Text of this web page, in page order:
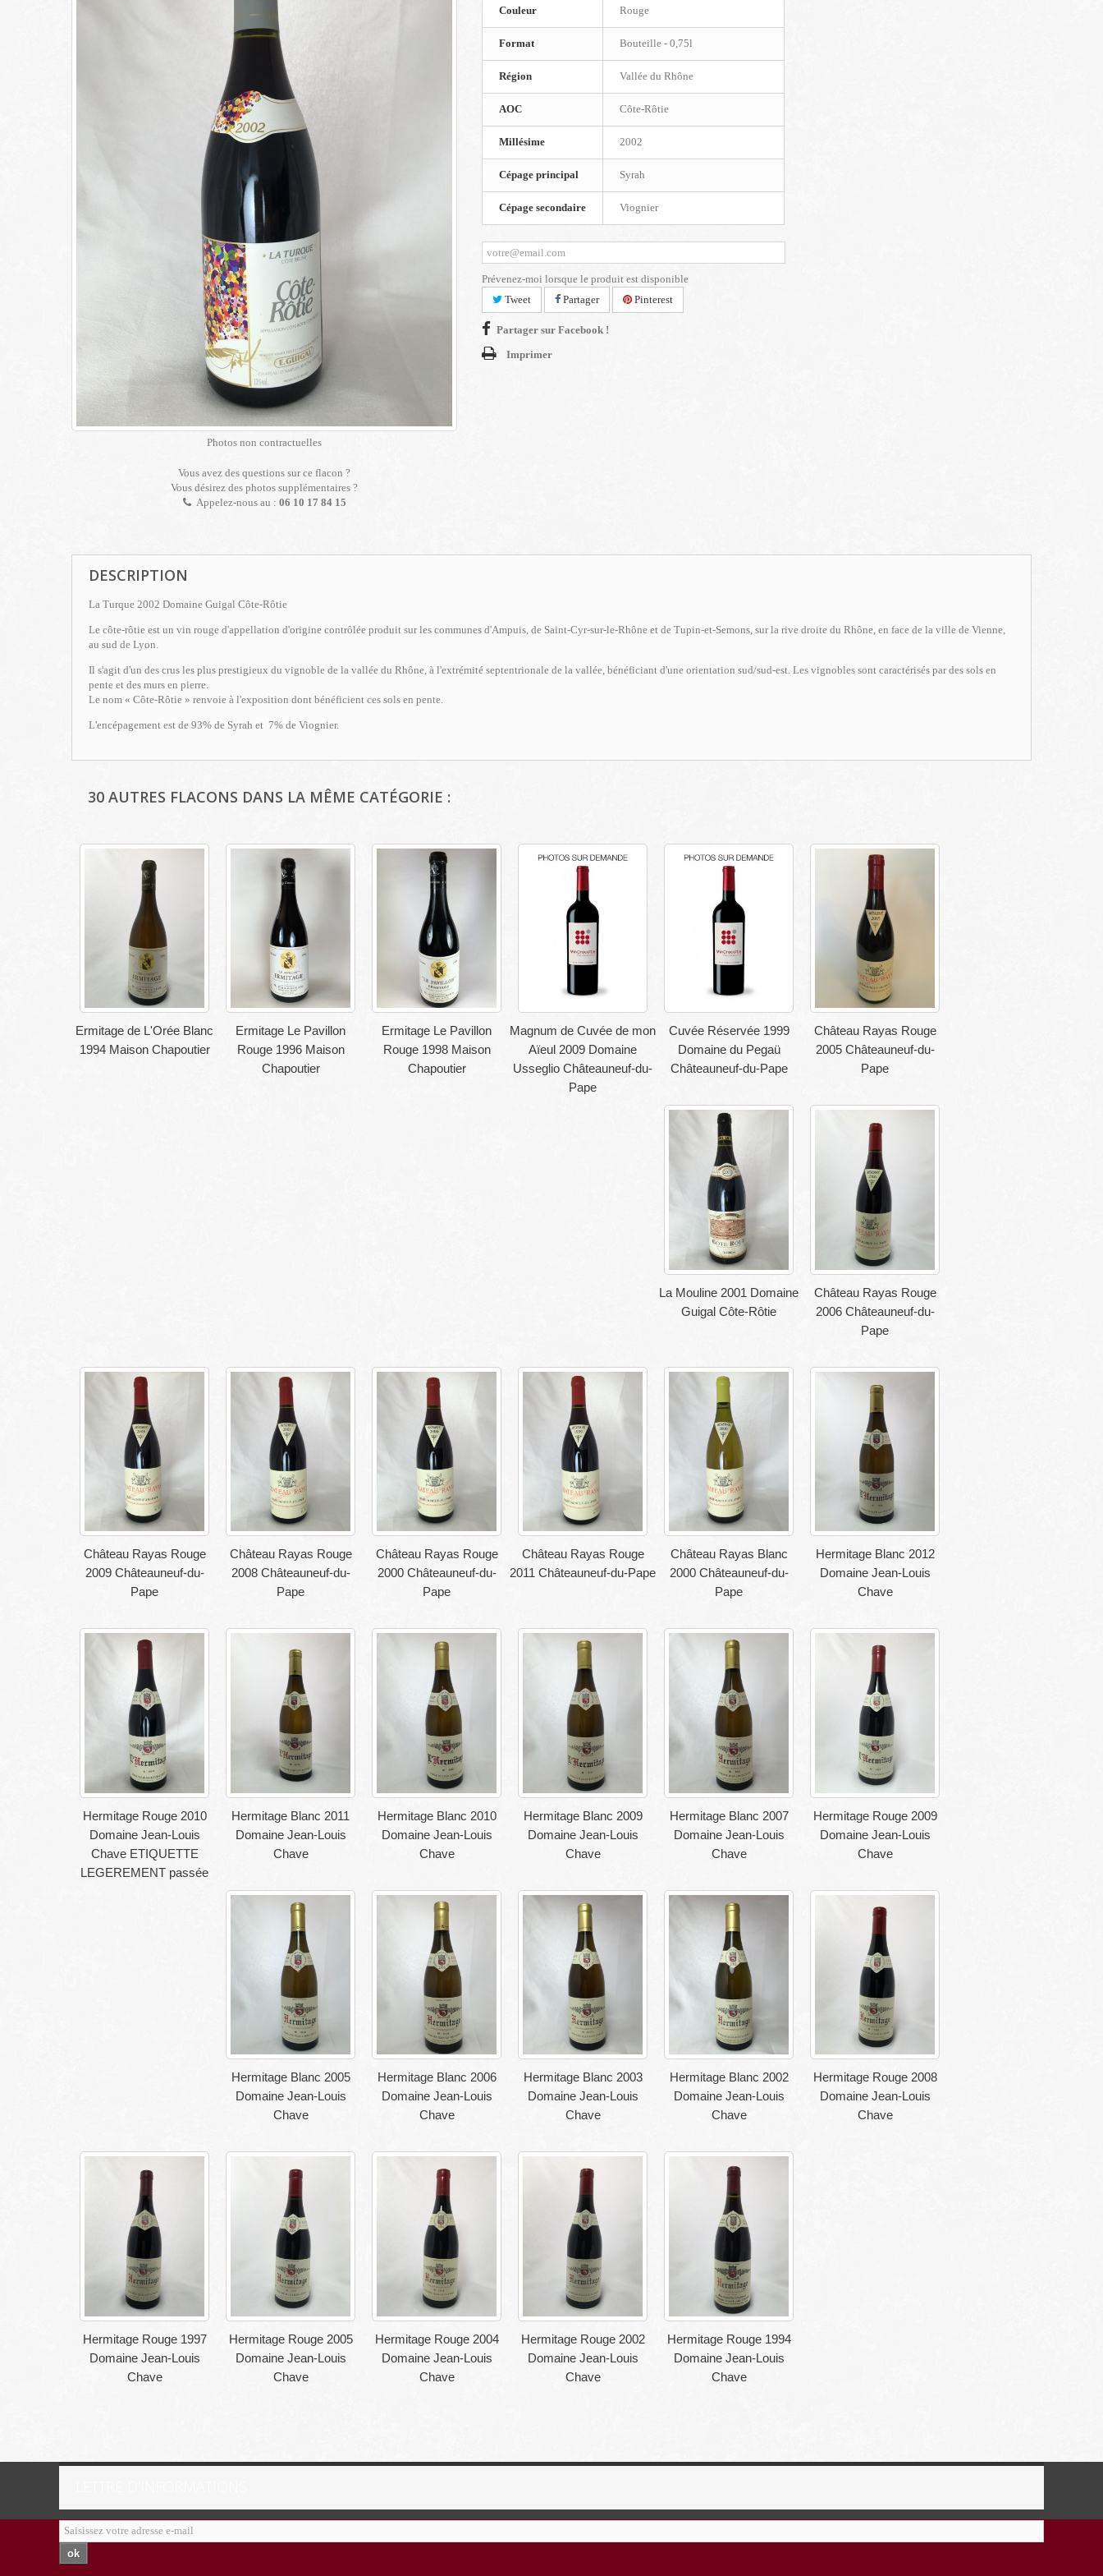
Photos non contractuelles
Vous avez des questions sur ce flacon ?
Vous désirez des photos supplémentaires ?
Appelez-nous au : 06 10 17 84 15
Couleur Rouge
Format Bouteille - 0,75l
Région Vallée du Rhône
AOC Côte-Rôtie
Millésime 2002
Cépage principal Syrah
Cépage secondaire Viognier
Prévenez-moi lorsque le produit est disponible
Tweet
Partager Pinterest
Partager sur Facebook !
Imprimer
DESCRIPTION
La Turque 2002 Domaine Guigal Côte-Rôtie
Le côte-rôtie est un vin rouge d'appellation d'origine contrôlée produit sur les communes d'Ampuis, de Saint-Cyr-sur-le-Rhône et de Tupin-et-Semons, sur la rive droite du Rhône, en face de la ville de Vienne,
au sud de Lyon.
Il s'agit d'un des crus les plus prestigieux du vignoble de la vallée du Rhône, à l'extrémité septentrionale de la vallée, bénéficiant d'une orientation sud/sud-est. Les vignobles sont caractérisés par des sols en
pente et des murs en pierre.
Le nom « Côte-Rôtie » renvoie à l'exposition dont bénéficient ces sols en pente.
L'encépagement est de 93% de Syrah et 7% de Viognier.
30 AUTRES FLACONS DANS LA MÊME CATÉGORIE :
Ermitage de L'Orée Blanc
1994 Maison Chapoutier
Ermitage Le Pavillon
Rouge 1996 Maison
Chapoutier
Ermitage Le Pavillon
Rouge 1998 Maison
Chapoutier
Magnum de Cuvée de mon
Aïeul 2009 Domaine
Usseglio Châteauneuf-du-
Pape
Cuvée Réservée 1999
Domaine du Pegaü
Châteauneuf-du-Pape
Château Rayas Rouge
2005 Châteauneuf-du-
Pape
La Mouline 2001 Domaine
Guigal Côte-Rôtie
Château Rayas Rouge
2006 Châteauneuf-du-
Pape
Château Rayas Rouge
2009 Châteauneuf-du-
Pape
Château Rayas Rouge
2008 Châteauneuf-du-
Pape
Château Rayas Rouge
2000 Châteauneuf-du-
Pape
Château Rayas Rouge
2011 Châteauneuf-du-Pape
Château Rayas Blanc
2000 Châteauneuf-du-
Pape
Hermitage Blanc 2012
Domaine Jean-Louis
Chave
Hermitage Rouge 2010
Domaine Jean-Louis
Chave ETIQUETTE
LEGEREMENT passée
Hermitage Blanc 2011
Domaine Jean-Louis
Chave
Hermitage Blanc 2010
Domaine Jean-Louis
Chave
Hermitage Blanc 2009
Domaine Jean-Louis
Chave
Hermitage Blanc 2007
Domaine Jean-Louis
Chave
Hermitage Rouge 2009
Domaine Jean-Louis
Chave
Hermitage Blanc 2005
Domaine Jean-Louis
Chave
Hermitage Blanc 2006
Domaine Jean-Louis
Chave
Hermitage Blanc 2003
Domaine Jean-Louis
Chave
Hermitage Blanc 2002
Domaine Jean-Louis
Chave
Hermitage Rouge 2008
Domaine Jean-Louis
Chave
Hermitage Rouge 1997
Domaine Jean-Louis
Chave
Hermitage Rouge 2005
Domaine Jean-Louis
Chave
Hermitage Rouge 2004
Domaine Jean-Louis
Chave
Hermitage Rouge 2002
Domaine Jean-Louis
Chave
Hermitage Rouge 1994
Domaine Jean-Louis
Chave
ok